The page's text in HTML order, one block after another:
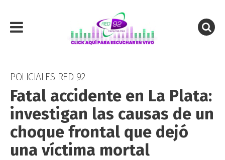
POLICIALES RED 92
Fatal accidente en La Plata:
investigan las causas de un
choque frontal que dejó
una víctima mortal